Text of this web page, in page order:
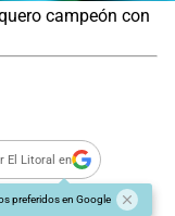
campeón con
El Litoral en
preferidos en Google